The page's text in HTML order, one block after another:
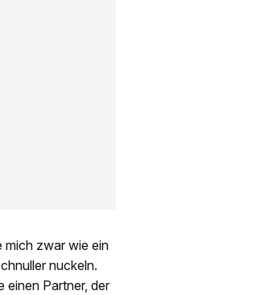
mich zwar wie ein
nuckeln.
einen Partner, der